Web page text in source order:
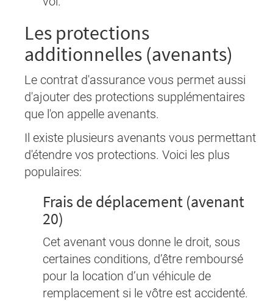
Les protections
additionnelles (avenants)
Le contrat d'assurance vous permet aussi
d'ajouter des protections supplémentaires
que l'on appelle avenants.
Il existe plusieurs avenants vous permettant
d'étendre vos protections. Voici les plus
populaires:
Frais de déplacement (avenant
20)
Cet avenant vous donne le droit, sous
certaines conditions, d’être remboursé
pour la location d’un véhicule de
remplacement si le vôtre est accidenté.